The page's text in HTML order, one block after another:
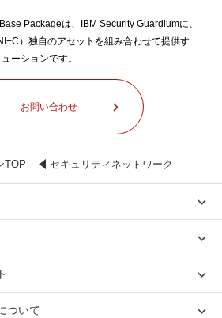
Packageは、IBM Security Guardiumに、
）独自のアセットを組み合わせて提供す
ーションです。
お問い合わせ
TOP セキュリティネットワーク
ついて